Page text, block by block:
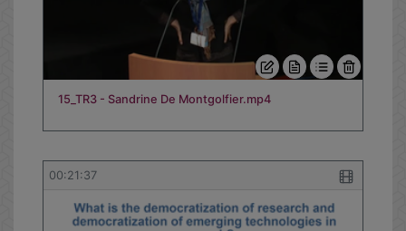
15_TR3 - Sandrine De Montgolfier.mp4
00:21:37